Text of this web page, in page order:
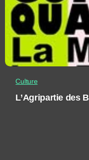
Culture
L’Agripartie des